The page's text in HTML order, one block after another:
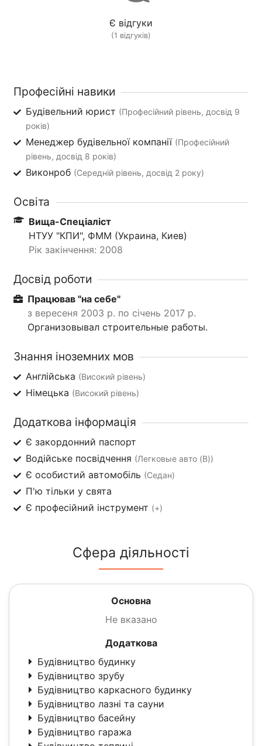
Є відгуки
(1 відгуків)
Професійні навики
Будівельний юрист (Професійний рівень, досвід 9
років)
Менеджер будівельної компанії (Професійний
рівень, досвід 8 років)
Виконроб (Середній рівень, досвід 2 року)
Освіта
Вища-Спеціаліст
НТУУ "КПИ", ФММ (Украина, Киев)
Рік закінчення: 2008
Досвід роботи
Працював "на себе"
з вересеня 2003 р. по січень 2017 р.
Организовывал строительные работы.
Знання іноземних мов
Англійська (Високий рівень)
Німецька (Високий рівень)
Додаткова інформація
Є закордонний паспорт
Водійське посвідчення (Легковые авто (B))
Є особистий автомобіль (Седан)
П'ю тільки у свята
Є професійний інструмент (+)
Сфера діяльності
Основна
Не вказано
Додаткова
Будівництво будинку
Будівництво зрубу
Будівництво каркасного будинку
Будівництво лазні та сауни
Будівництво басейну
Будівництво гаража